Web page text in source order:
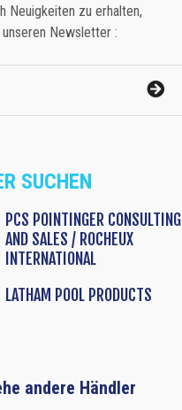
Neuigkeiten zu erhalten,
Newsletter :
SUCHEN
PCS POINTINGER CONSULTING
AND SALES / ROCHEUX
INTERNATIONAL
LATHAM POOL PRODUCTS
andere Händler